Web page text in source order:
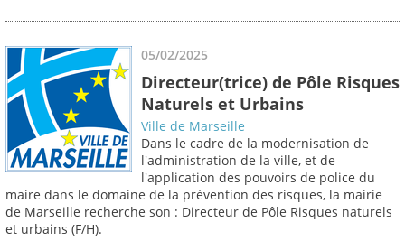
05/02/2025
Directeur(trice) de Pôle Risques
Naturels et Urbains
Ville de Marseille
Dans le cadre de la modernisation de
l'administration de la ville, et de
l'application des pouvoirs de police du
maire dans le domaine de la prévention des risques, la mairie
de Marseille recherche son : Directeur de Pôle Risques naturels
et urbains (F/H).